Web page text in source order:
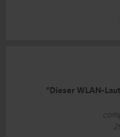
"Dieser WLAN-